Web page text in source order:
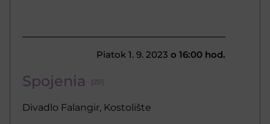
Piatok 1. 9. 2023 o 16:00 hod.
Spojenia [25']
Divadlo Falangir, Kostolište